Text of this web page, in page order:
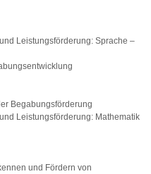
Leistungsförderung: Sprache –
Begabungsförderung
Leistungsförderung: Mathematik
und Fördern von